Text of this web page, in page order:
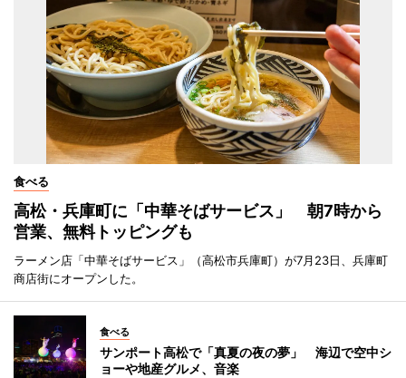
食べる
高松・兵庫町に「中華そばサービス」 朝7時から
営業、無料トッピングも
ラーメン店「中華そばサービス」（高松市兵庫町）が7月23日、兵庫町
商店街にオープンした。
食べる
サンポート高松で「真夏の夜の夢」 海辺で空中シ
ョーや地産グルメ、音楽